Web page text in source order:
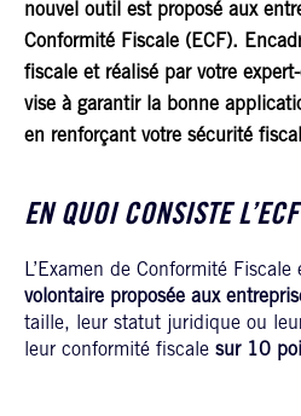
nouvel outil est proposé aux
Conformité Fiscale (ECF).
fiscale et réalisé par votre
vise à garantir la bonne
en renforçant votre sécurité
EN QUOI CONSISTE
L’Examen de Conformité Fiscale
volontaire proposée aux
taille, leur statut juridique ou
leur conformité fiscale sur 10